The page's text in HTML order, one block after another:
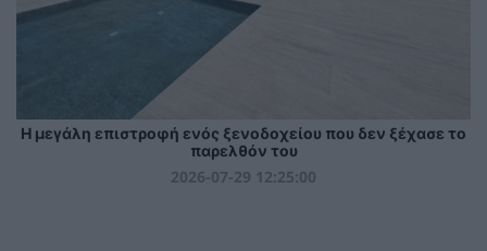
Η μεγάλη επιστροφή ενός ξενοδοχείου που δεν ξέχασε το
παρελθόν του
2026-07-29 12:25:00